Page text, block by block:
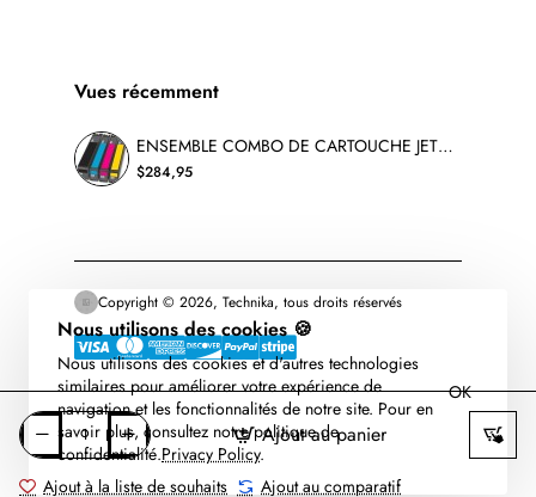
Nous utilisons des cookies 🍪
Nous utilisons des cookies et d'autres technologies
similaires pour améliorer votre expérience de
navigation et les fonctionnalités de notre site. Pour en
savoir plus, consultez notre politique de
confidentialité.Privacy Policy.
OK
Ajout au panier
Ajout à la liste de souhaits Ajout au comparatif
Vues récemment
ENSEMBLE COMBO DE CARTOUCHE JET D'ENCRE HP972A BK/C/M/Y RECYCLÉE NOIR/CYAN/MAGENTA/JAUNE
$284,95
Copyright © 2026, Technika, tous droits réservés